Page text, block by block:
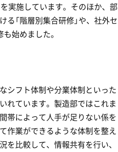
実施しています。そのほか、部
「階層別集合研修」や、社外セ
始めました。
シフト体制や分業体制といった
れています。製造部ではこれま
帯によって人手が足りない係を
作業ができるような体制を整え
比較して、情報共有を行い、